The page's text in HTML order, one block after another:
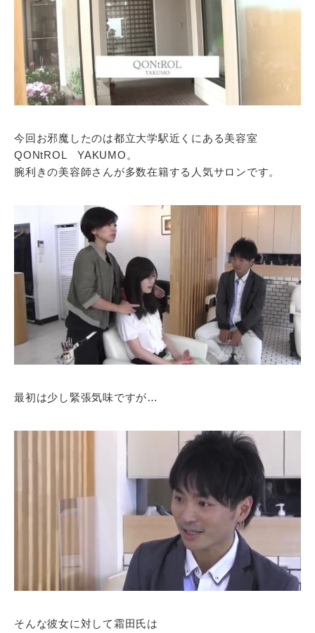
今回お邪魔したのは都立大学駅近くにある美容室
QONtROL YAKUMO。
腕利きの美容師さんが多数在籍する人気サロンです。
最初は少し緊張気味ですが…
そんな彼女に対して霜田氏は